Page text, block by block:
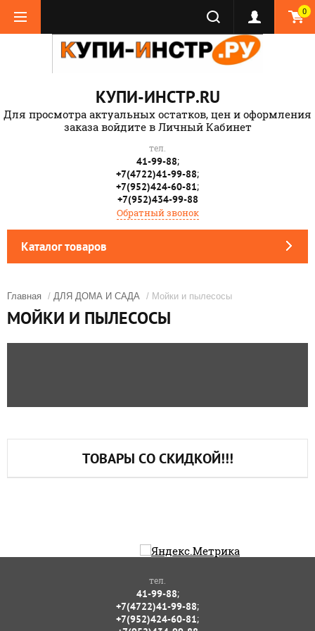
0
КУПИ-ИНСТР.RU
Для просмотра актуальных остатков, цен и оформления
заказа войдите в Личный Кабинет
тел.
41-99-88;
+7(4722)41-99-88;
+7(952)424-60-81;
+7(952)434-99-88
Обратный звонок
Каталог товаров
Главная / ДЛЯ ДОМА И САДА / Мойки и пылесосы
МОЙКИ И ПЫЛЕСОСЫ
ТОВАРЫ СО СКИДКОЙ!!!
тел.
41-99-88;
+7(4722)41-99-88;
+7(952)424-60-81;